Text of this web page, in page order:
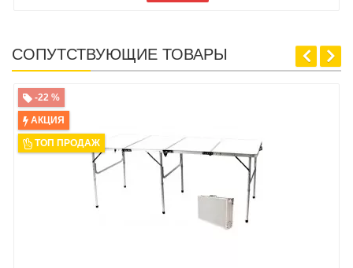
СОПУТСТВУЮЩИЕ ТОВАРЫ
-22 %
АКЦИЯ
ТОП ПРОДАЖ